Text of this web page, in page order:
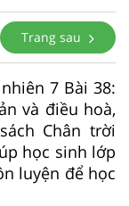
Trang sau
7 Bài 38:
và điều hoà,
Chân trời
học sinh lớp
luyện để học